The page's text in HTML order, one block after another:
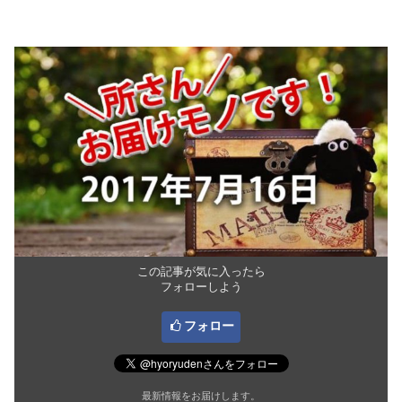
この記事が気に入ったら
フォローしよう
フォロー
最新情報をお届けします。